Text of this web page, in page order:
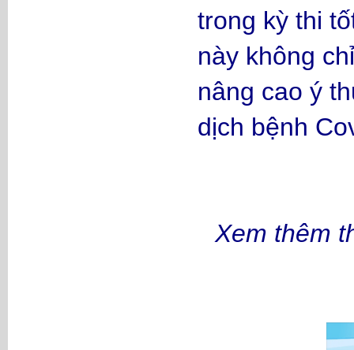
trong kỳ thi
này không
nâng cao ý
dịch bệnh
Xem thêm